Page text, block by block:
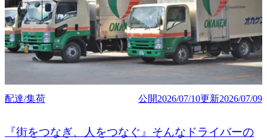
配達/集荷 公開2026/07/10更新2026/07/09
『街をつなぎ、人をつなぐ』そんなドライバーの